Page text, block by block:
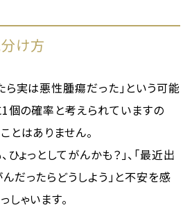
け方
ら実は悪性腫瘍だった」という可能
個の確率と考えられていますの
とはありません。
ひょっとしてがんかも？」、「最近出
だったらどうしよう」と不安を感
しゃいます。